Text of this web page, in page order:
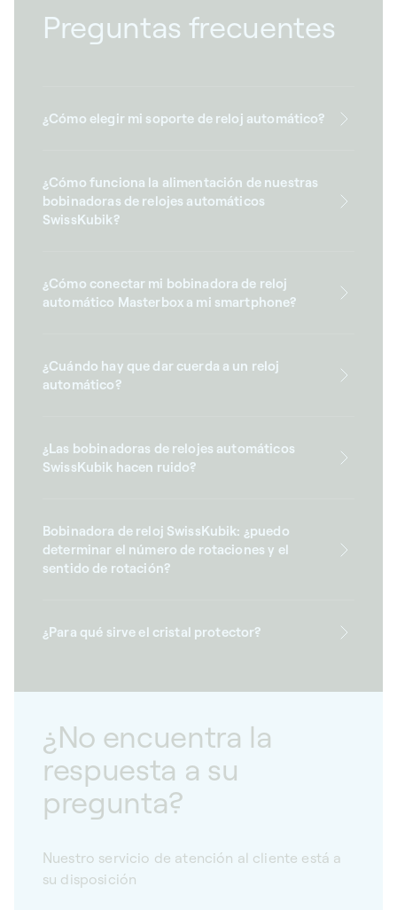
Preguntas frecuentes
¿Cómo elegir mi soporte de reloj automático?
¿Cómo funciona la alimentación de nuestras
bobinadoras de relojes automáticos
SwissKubik?
¿Cómo conectar mi bobinadora de reloj
automático Masterbox a mi smartphone?
¿Cuándo hay que dar cuerda a un reloj
automático?
¿Las bobinadoras de relojes automáticos
SwissKubik hacen ruido?
Bobinadora de reloj SwissKubik: ¿puedo
determinar el número de rotaciones y el
sentido de rotación?
¿Para qué sirve el cristal protector?
¿No encuentra la
respuesta a su
pregunta?
Nuestro servicio de atención al cliente está a
su disposición